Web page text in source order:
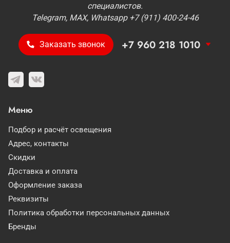
специалистов.
Telegram, MAX, Whatsapp +7 (911) 400-24-46
Заказать звонок +7 960 218 1010
Меню
Подбор и расчёт освещения
Адрес, контакты
Скидки
Доставка и оплата
Оформление заказа
Реквизиты
Политика обработки персональных данных
Бренды